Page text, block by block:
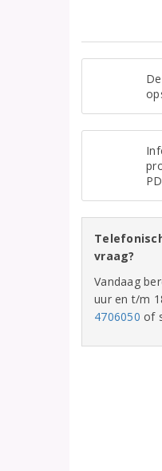
vraag?
Vandaag
uur en t/m
4706050 of